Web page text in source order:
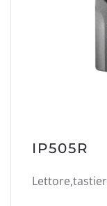
IP505R